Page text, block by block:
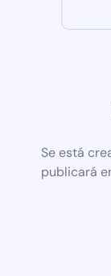
Se está
publicará